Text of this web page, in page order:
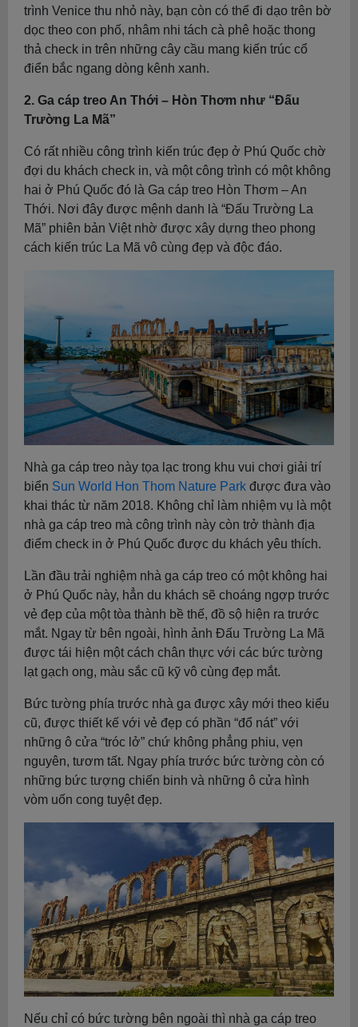
trình Venice thu nhỏ này, bạn còn có thể đi dạo trên bờ
dọc theo con phố, nhâm nhi tách cà phê hoặc thong
thả check in trên những cây cầu mang kiến trúc cổ
điển bắc ngang dòng kênh xanh.
2. Ga cáp treo An Thới – Hòn Thơm như “Đấu
Trường La Mã”
Có rất nhiều công trình kiến trúc đẹp ở Phú Quốc chờ
đợi du khách check in, và một công trình có một không
hai ở Phú Quốc đó là Ga cáp treo Hòn Thơm – An
Thới. Nơi đây được mệnh danh là “Đấu Trường La
Mã” phiên bản Việt nhờ được xây dựng theo phong
cách kiến trúc La Mã vô cùng đẹp và độc đáo.
Nhà ga cáp treo này tọa lạc trong khu vui chơi giải trí
biển Sun World Hon Thom Nature Park được đưa vào
khai thác từ năm 2018. Không chỉ làm nhiệm vụ là một
nhà ga cáp treo mà công trình này còn trở thành địa
điểm check in ở Phú Quốc được du khách yêu thích.
Lần đầu trải nghiệm nhà ga cáp treo có một không hai
ở Phú Quốc này, hẳn du khách sẽ choáng ngợp trước
vẻ đẹp của một tòa thành bề thế, đồ sộ hiện ra trước
mắt. Ngay từ bên ngoài, hình ảnh Đấu Trường La Mã
được tái hiện một cách chân thực với các bức tường
lạt gạch ong, màu sắc cũ kỹ vô cùng đẹp mắt.
Bức tường phía trước nhà ga được xây mới theo kiểu
cũ, được thiết kế với vẻ đẹp có phần “đổ nát” với
những ô cửa “tróc lở” chứ không phẳng phiu, vẹn
nguyên, tươm tất. Ngay phía trước bức tường còn có
những bức tượng chiến binh và những ô cửa hình
vòm uốn cong tuyệt đẹp.
Nếu chỉ có bức tường bên ngoài thì nhà ga cáp treo